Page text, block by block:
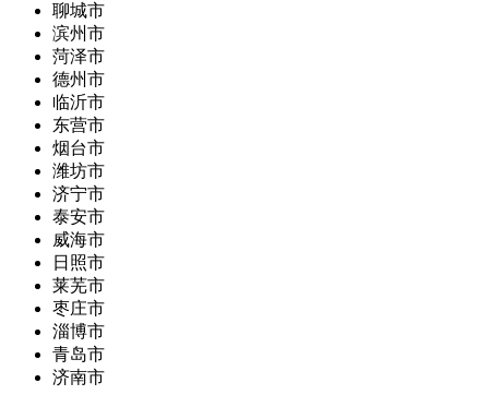
聊城市
滨州市
菏泽市
德州市
临沂市
东营市
烟台市
潍坊市
济宁市
泰安市
威海市
日照市
莱芜市
枣庄市
淄博市
青岛市
济南市